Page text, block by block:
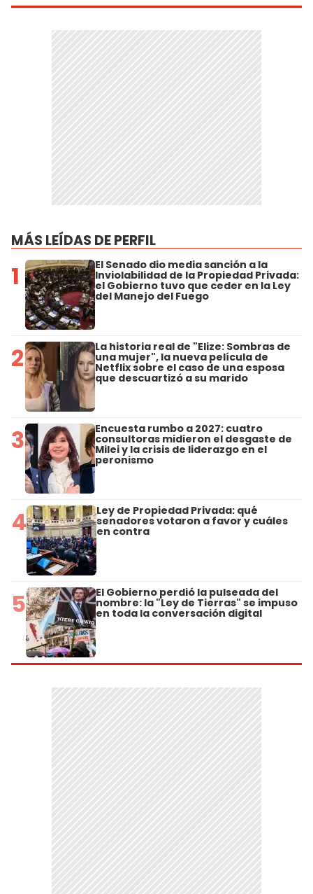
MÁS LEÍDAS DE PERFIL
1 El Senado dio media sanción a la
Inviolabilidad de la Propiedad Privada:
el Gobierno tuvo que ceder en la Ley
del Manejo del Fuego
2 La historia real de "Elize: Sombras de
una mujer", la nueva película de
Netflix sobre el caso de una esposa
que descuartizó a su marido
3 Encuesta rumbo a 2027: cuatro
consultoras midieron el desgaste de
Milei y la crisis de liderazgo en el
peronismo
4 Ley de Propiedad Privada: qué
senadores votaron a favor y cuáles
en contra
5 El Gobierno perdió la pulseada del
nombre: la "Ley de Tierras" se impuso
en toda la conversación digital